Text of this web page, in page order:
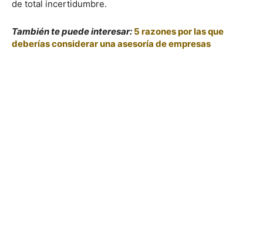
de total incertidumbre.
También te puede interesar: 5 razones por las que
deberías considerar una asesoría de empresas